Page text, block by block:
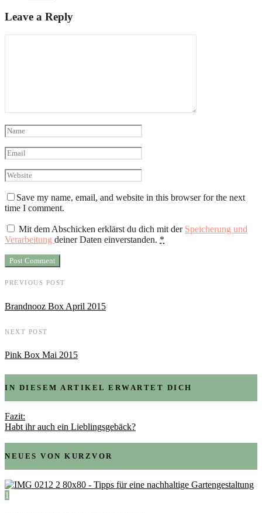
Leave a Reply
Save my name, email, and website in this browser for the next
time I comment.
Mit dem Abschicken erklärst du dich mit der Speicherung und
Verarbeitung deiner Daten einverstanden. *
PREVIOUS POST
Brandnooz Box April 2015
NEXT POST
Pink Box Mai 2015
IN DIESEM ARTIKEL ERWARTET DICH
Fazit:
Habt ihr auch ein Lieblingsgebäck?
NEUES VON KURZVOR
1